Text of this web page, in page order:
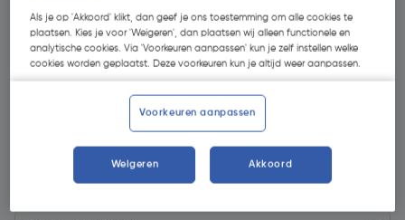
| Excl. btw € 15,83
Als je op 'Akkoord' klikt, dan geef je ons toestemming om alle cookies te
plaatsen. Kies je voor 'Weigeren', dan plaatsen wij alleen functionele en
analytische cookies. Via 'Voorkeuren aanpassen' kun je zelf instellen welke
cookies worden geplaatst. Deze voorkeuren kun je altijd weer aanpassen.
Voorkeuren aanpassen
Weigeren Akkoord